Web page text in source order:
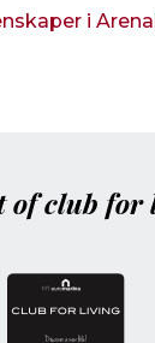
i
of club for